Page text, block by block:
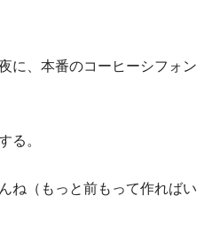
に、本番のコーヒーシフォン
る。
ね（もっと前もって作ればい